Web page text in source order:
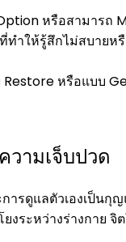
หรือสามารถ
ทำให้รู้สึกไม่สบายห
หรือแบบ
ามเจ็บปวด
รดูแลตัวเองเป็น
งระหว่างร่างกาย